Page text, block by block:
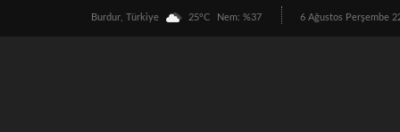
Burdur, Türkiye 25°C Nem: %37 6 Ağustos Perşembe